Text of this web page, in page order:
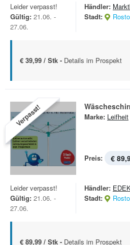
Leider verpasst!
Gültig: 21.06. -
27.06.
Händler:
Stadt:
€ 39,99 / Stk - Details im Prospekt
Verpasst! Marke: Leifheit
Preis: €
Leider verpasst!
Gültig: 21.06. -
27.06.
Händler:
Stadt:
€ 89,99 / Stk - Details im Prospekt